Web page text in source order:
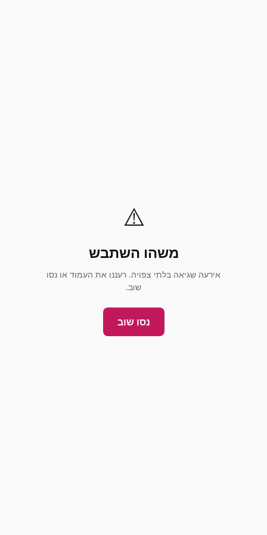
⚠️
משהו השתבש
אירעה שגיאה בלתי צפויה. רעננו את העמוד או נסו
שוב.
נסו שוב